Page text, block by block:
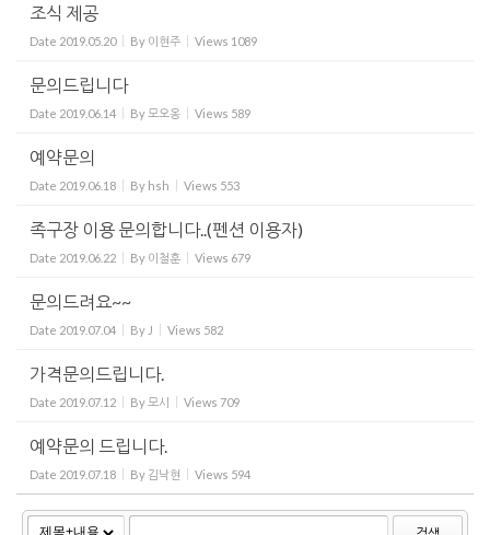
조식 제공
Date 2019.05.20 By 이현주 Views 1089
문의드립니다
Date 2019.06.14 By 모오옹 Views 589
예약문의
Date 2019.06.18 By hsh Views 553
족구장 이용 문의합니다..(펜션 이용자)
Date 2019.06.22 By 이철훈 Views 679
문의드려요~~
Date 2019.07.04 By J Views 582
가격문의드립니다.
Date 2019.07.12 By 모시 Views 709
예약문의 드립니다.
Date 2019.07.18 By 김낙현 Views 594